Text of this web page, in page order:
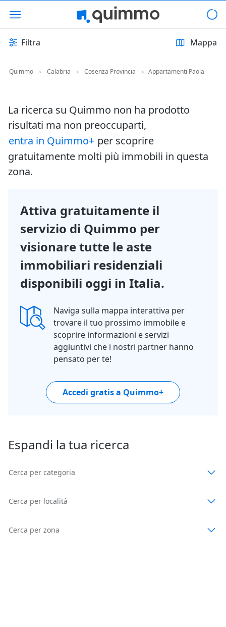
Filtra Mappa
Quimmo > Calabria > Cosenza Provincia > Appartamenti Paola
La ricerca su Quimmo non ha prodotto
risultati ma non preoccuparti,
entra in Quimmo+ per scoprire
gratuitamente molti più immobili in questa
zona.
Attiva gratuitamente il
servizio di Quimmo per
visionare tutte le aste
immobiliari residenziali
disponibili oggi in Italia.
Naviga sulla mappa interattiva per
trovare il tuo prossimo immobile e
scoprire informazioni e servizi
aggiuntivi che i nostri partner hanno
pensato per te!
Accedi gratis a Quimmo+
Espandi la tua ricerca
Cerca per categoria
Cerca per località
Cerca per zona